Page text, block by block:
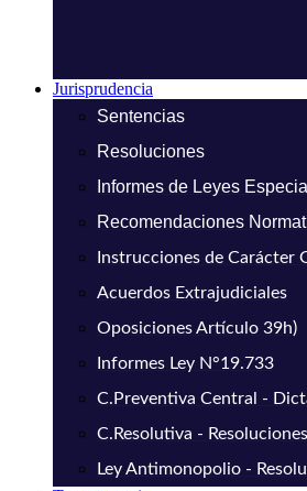
Jurisprudencia
Sentencias
Resoluciones
Informes de Leyes
Recomendaciones
Instrucciones de Carácter
Acuerdos Extrajudiciales
Oposiciones Artículo 39h)
Informes Ley N°19.733
C.Preventiva Central -
C.Resolutiva -
Ley Antimonopolio -